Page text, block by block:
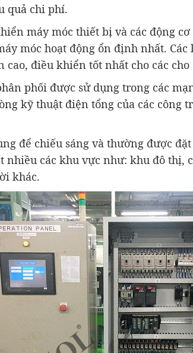
quả chi phí.
máy móc thiết bị và các động
móc hoạt động ổn định nhất.
điều khiển tốt nhất cho các cho
phối được sử dụng trong các
kỹ thuật điện tổng của các công
để chiếu sáng và thường được
nhiều các khu vực như: khu đô
khác.